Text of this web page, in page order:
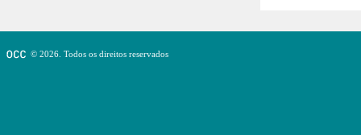
© 2026. Todos os direitos reservados